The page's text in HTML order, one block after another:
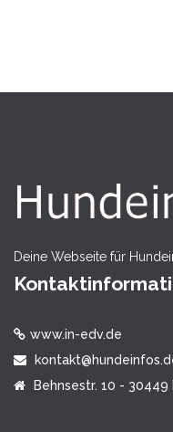
Deine Webseite für
www.in-edv.de
Behnsestr. 10 - 30449